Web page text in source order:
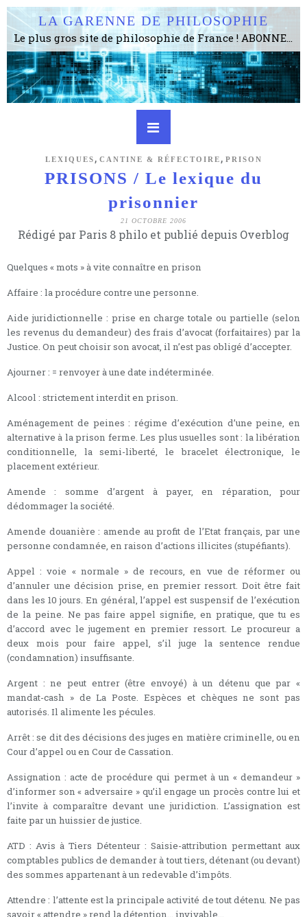
LA GARENNE DE PHILOSOPHIE
Le plus gros site de philosophie de France ! ABONNEZ-VOUS ! 4115 Articles, 1634 abonné·e·s, depuis 2006 . . . . . . . . 2 852 214 pages vues jusqu'à présent. Prestance et être apte à un plus grand nombre de choses.
LEXIQUES , CANTINE & RÉFECTOIRE , PRISON
PRISONS / Le lexique du
prisonnier
21 OCTOBRE 2006
Rédigé par Paris 8 philo et publié depuis Overblog
Quelques « mots » à vite connaître en prison
Affaire : la procédure contre une personne.
Aide juridictionnelle : prise en charge totale ou partielle (selon
les revenus du demandeur) des frais d’avocat (forfaitaires) par la
Justice. On peut choisir son avocat, il n’est pas obligé d’accepter.
Ajourner : = renvoyer à une date indéterminée.
Alcool : strictement interdit en prison.
Aménagement de peines : régime d’exécution d’une peine, en
alternative à la prison ferme. Les plus usuelles sont : la libération
conditionnelle, la semi-liberté, le bracelet électronique, le
placement extérieur.
Amende : somme d’argent à payer, en réparation, pour
dédommager la société.
Amende douanière : amende au profit de l’Etat français, par une
personne condamnée, en raison d’actions illicites (stupéfiants).
Appel : voie « normale » de recours, en vue de réformer ou
d’annuler une décision prise, en premier ressort. Doit être fait
dans les 10 jours. En général, l’appel est suspensif de l’exécution
de la peine. Ne pas faire appel signifie, en pratique, que tu es
d’accord avec le jugement en premier ressort. Le procureur a
deux mois pour faire appel, s’il juge la sentence rendue
(condamnation) insuffisante.
Argent : ne peut entrer (être envoyé) à un détenu que par «
mandat-cash » de La Poste. Espèces et chèques ne sont pas
autorisés. Il alimente les pécules.
Arrêt : se dit des décisions des juges en matière criminelle, ou en
Cour d’appel ou en Cour de Cassation.
Assignation : acte de procédure qui permet à un « demandeur »
d’informer son « adversaire » qu’il engage un procès contre lui et
l’invite à comparaître devant une juridiction. L’assignation est
faite par un huissier de justice.
ATD : Avis à Tiers Détenteur : Saisie-attribution permettant aux
comptables publics de demander à tout tiers, détenant (ou devant)
des sommes appartenant à un redevable d’impôts.
Attendre : l’attente est la principale activité de tout détenu. Ne pas
savoir « attendre » rend la détention... invivable...